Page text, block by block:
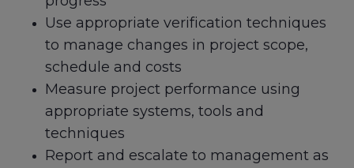
Use appropriate verification techniques
to manage changes in project scope,
schedule and costs
Measure project performance using
appropriate systems, tools and
techniques
Report and escalate to management as